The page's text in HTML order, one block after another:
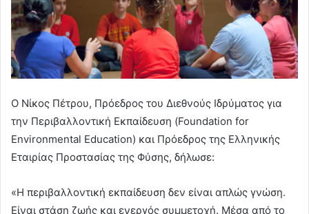
Ο Νίκος Πέτρου, Πρόεδρος του Διεθνούς Ιδρύματος για
την Περιβαλλοντική Εκπαίδευση (Foundation for
Environmental Education) και Πρόεδρος της Ελληνικής
Εταιρίας Προστασίας της Φύσης, δήλωσε:
«Η περιβαλλοντική εκπαίδευση δεν είναι απλώς γνώση.
Είναι στάση ζωής και ενεργός συμμετοχή. Μέσα από το